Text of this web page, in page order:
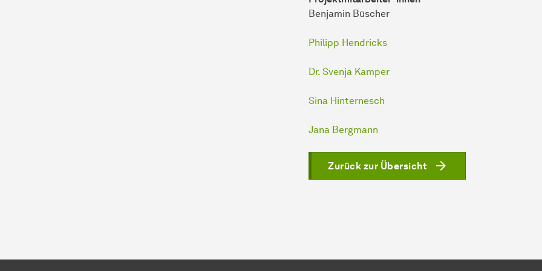
Benjamin Büscher
Philipp Hendricks
Dr. Svenja Kamper
Sina Hinternesch
Jana Bergmann
Zurück zur Übersicht